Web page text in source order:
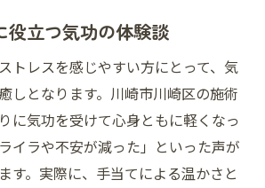
役立つ気功の体験談
トレスを感じやすい方にとって、気
しとなります。川崎市川崎区の施術
に気功を受けて心身ともに軽くなっ
イラや不安が減った」といった声が
す。実際に、手当てによる温かさと